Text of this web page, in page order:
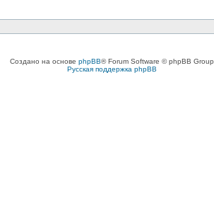
Создано на основе phpBB® Forum Software © phpBB Group
Русская поддержка phpBB